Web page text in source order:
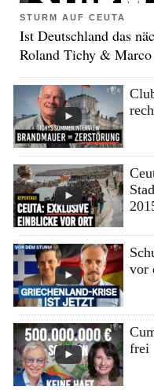
STURM AUF CEUTA
Ist Deutschland das
Roland Tichy &
vor
frei